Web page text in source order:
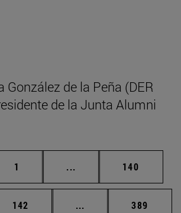
González de la Peña (DER
de la Junta Alumni
Página
1 ... Páginas intermedias
Página
140
Página
142 ... Páginas intermedias
Página
389